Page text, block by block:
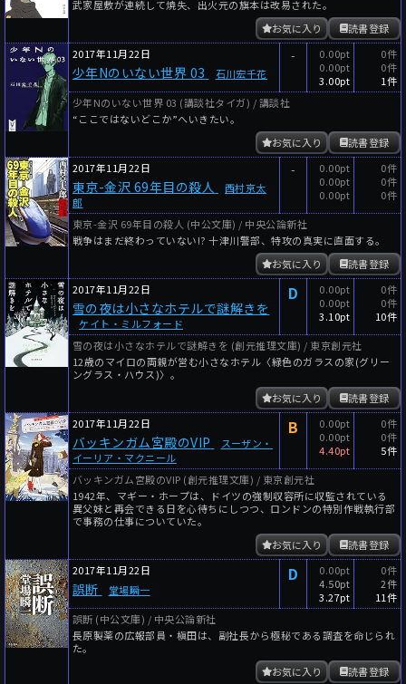
武家屋敷が連続して焼失、出火元の旗本は改易された。
読書登録
お気に入り
2017年11月22日
少年Nのいない世界 03 石川宏千花
-
0.00pt
0.00pt
3.00pt
0件
0件
1件
少年Nのいない世界 03 (講談社タイガ) / 講談社
“ここではないどこか”へいきたい。
読書登録
お気に入り
2017年11月22日
東京-金沢 69年目の殺人
西村京太
郎
-
0.00pt
0.00pt
0.00pt
0件
0件
0件
東京-金沢 69年目の殺人 (中公文庫) / 中央公論新社
戦争はまだ終わっていない!? 十津川警部、特攻の真実に直面する。
読書登録
お気に入り
2017年11月22日
雪の夜は小さなホテルで謎解きを
ケイト・ミルフォード
D
0.00pt
0.00pt
3.10pt
0件
0件
10件
雪の夜は小さなホテルで謎解きを (創元推理文庫) / 東京創元社
12歳のマイロの両親が営む小さなホテル〈緑色のガラスの家(グリー
ングラス・ハウス)〉。
読書登録
お気に入り
2017年11月22日
バッキンガム宮殿のVIP
スーザン・
イーリア・マクニール
B
0.00pt
0.00pt
4.40pt
0件
0件
5件
バッキンガム宮殿のVIP (創元推理文庫) / 東京創元社
1942年、マギー・ホープは、ドイツの強制収容所に収監されている
異父妹と再会できる日を心待ちにしつつ、ロンドンの特別作戦執行部
で事務の仕事についていた。
読書登録
お気に入り
2017年11月22日
誤断 堂場瞬一
D
0.00pt
4.50pt
3.27pt
0件
2件
11件
誤断 (中公文庫) / 中央公論新社
長原製薬の広報部員・槇田は、副社長から極秘である調査を命じられ
た。
読書登録
お気に入り